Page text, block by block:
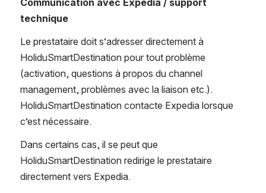
Communication avec Expedia / support
technique
Le prestataire doit s’adresser directement à
HoliduSmartDestination pour tout problème
(activation, questions à propos du channel
management, problèmes avec la liaison etc.).
HoliduSmartDestination contacte Expedia lorsque
c’est nécessaire.
Dans certains cas, il se peut que
HoliduSmartDestination redirige le prestataire
directement vers Expedia.